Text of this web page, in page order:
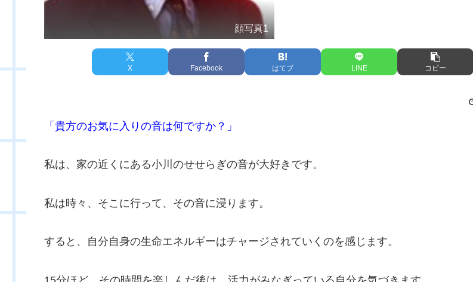
顔写真1
X Facebook はてブ LINE コピー
「貴方のお気に入りの音は何ですか？」
私は、家の近くにある小川のせせらぎの音が大好きです。
私は時々、そこに行って、その音に浸ります。
すると、自分自身の生命エネルギーはチャージされていくのを感じます。